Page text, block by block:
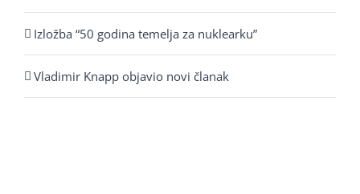
Izložba “50 godina temelja za nuklearku”
Vladimir Knapp objavio novi članak